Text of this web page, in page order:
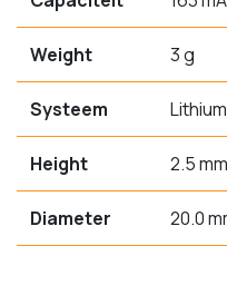
Weight 3 g
Systeem Lithium
Height 2.5 mm
Diameter 20.0